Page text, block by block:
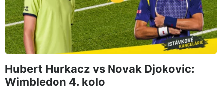
Hubert Hurkacz vs Novak Djokovic:
Wimbledon 4. kolo